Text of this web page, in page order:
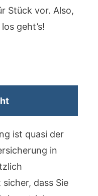
Stück vor. Also,
geht’s!
ist quasi der
in
dass Sie